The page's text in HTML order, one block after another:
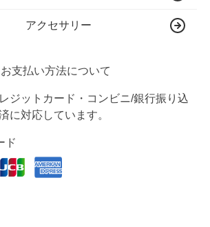
アクセサリー
お支払い方法について
ジットカード・コンビニ/銀行振り込
に対応しています。
ド